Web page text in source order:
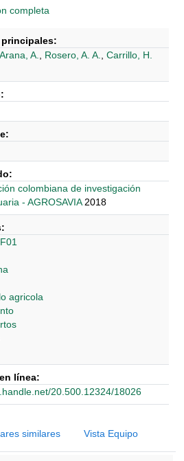
completa
A.
Rosero, A. A.
Carrillo, H.
colombiana de investigación
- AGROSAVIA 2018
agricola
línea:
20.500.12324/18026
similares Vista Equipo